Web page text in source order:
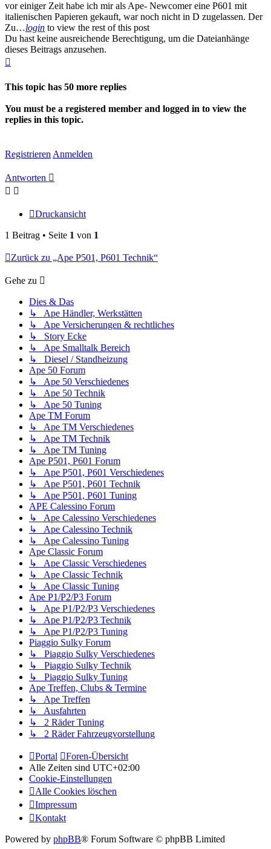
vor einiger Zeit habe ich mir als Ape- Newcomer eine P601 mit
italienischen Papieren gekauft, war noch nicht in D zugelassen. Der
Zu…login to view the rest of this post
Du hast keine ausreichende Berechtigung, um die Dateianhänge
dieses Beitrags anzusehen.
This topic has 50 more replies
You must be a registered member and logged in to view the
replies in this topic.
Registrieren Anmelden
Antworten
Druckansicht
1 Beitrag • Seite 1 von 1
Zurück zu „Ape P501, P601 Technik“
Gehe zu
Dies & Das
↳ Ape Händler, Werkstätten
↳ Ape Versicherungen & rechtliches
↳ Story Ecke
↳ Ape Smalltalk Bereich
↳ Diesel / Standheizung
Ape 50 Forum
↳ Ape 50 Verschiedenes
↳ Ape 50 Technik
↳ Ape 50 Tuning
Ape TM Forum
↳ Ape TM Verschiedenes
↳ Ape TM Technik
↳ Ape TM Tuning
Ape P501, P601 Forum
↳ Ape P501, P601 Verschiedenes
↳ Ape P501, P601 Technik
↳ Ape P501, P601 Tuning
APE Calessino Forum
↳ Ape Calessino Verschiedenes
↳ Ape Calessino Technik
↳ Ape Calessino Tuning
Ape Classic Forum
↳ Ape Classic Verschiedenes
↳ Ape Classic Technik
↳ Ape Classic Tuning
Ape P1/P2/P3 Forum
↳ Ape P1/P2/P3 Verschiedenes
↳ Ape P1/P2/P3 Technik
↳ Ape P1/P2/P3 Tuning
Piaggio Sulky Forum
↳ Piaggio Sulky Verschiedenes
↳ Piaggio Sulky Technik
↳ Piaggio Sulky Tuning
Ape Treffen, Clubs & Termine
↳ Ape Treffen
↳ Ausfahrten
↳ 2 Räder Tuning
↳ 2 Räder Fahrzeugvorstellung
Portal
Foren-Übersicht
Alle Zeiten sind UTC+02:00
Cookie-Einstellungen
Alle Cookies löschen
Impressum
Kontakt
Powered by phpBB® Forum Software © phpBB Limited